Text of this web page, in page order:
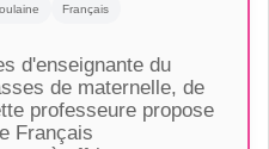
Français
d'enseignante du
de maternelle, de
professeure propose
Français